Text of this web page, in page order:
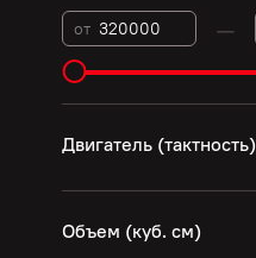
от —
Двигатель (тактность)
Объем (куб. см)